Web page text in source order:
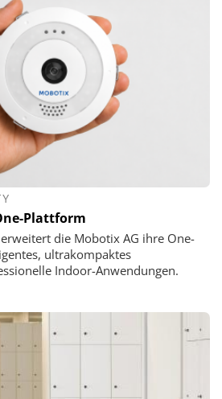
Plattform
die Mobotix AG ihre One-
ultrakompaktes
Indoor-Anwendungen.